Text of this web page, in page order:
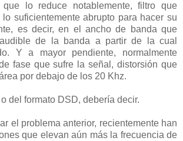
que lo reduce notablemente, filtro que
suficientemente abrupto para hacer su
es decir, en el ancho de banda que
de la banda a partir de la cual
Y a mayor pendiente, normalmente
fase que sufre la señal, distorsión que
por debajo de los 20 Khz.
del formato DSD, debería decir.
el problema anterior, recientemente han
que elevan aún más la frecuencia de